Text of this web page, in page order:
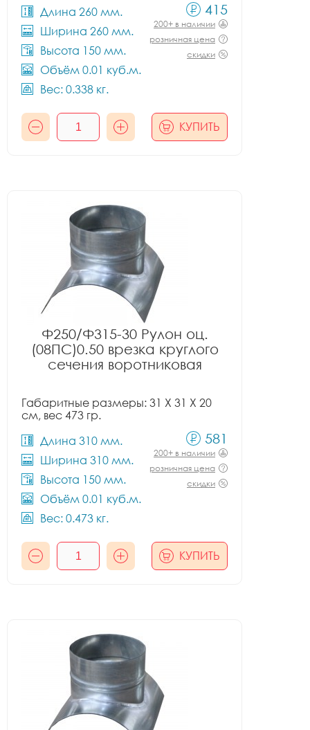
Длина 260 мм.
Ширина 260 мм.
Высота 150 мм.
Объём 0.01 куб.м.
Вес: 0.338 кг.
415
200+ в наличии
розничная цена
скидки
КУПИТЬ
Ф250/Ф315-30 Рулон оц.
(08ПС)0.50 врезка круглого
сечения воротниковая
Габаритные размеры: 31 X 31 X 20
см, вес 473 гр.
Длина 310 мм.
Ширина 310 мм.
Высота 150 мм.
Объём 0.01 куб.м.
Вес: 0.473 кг.
581
200+ в наличии
розничная цена
скидки
КУПИТЬ